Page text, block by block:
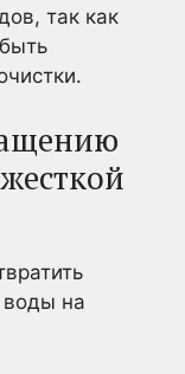
так как
воды на